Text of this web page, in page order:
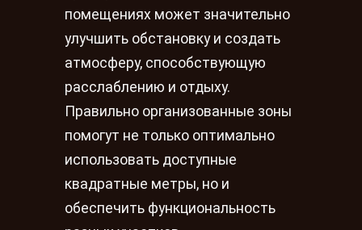
помещениях может значительно
улучшить обстановку и создать
атмосферу, способствующую
расслаблению и отдыху.
Правильно организованные зоны
помогут не только оптимально
использовать доступные
квадратные метры, но и
обеспечить функциональность